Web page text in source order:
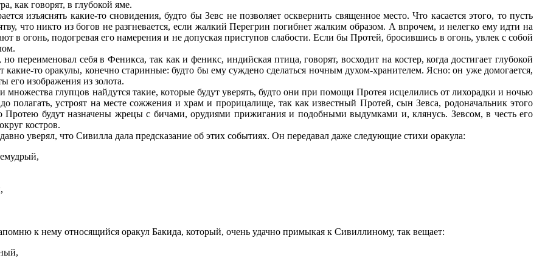
как говорят, в глубокой яме.
изъяснять какие-то сновидения, будто бы Зевс не позволяет осквернить священное место. Что касается этого, то пусть
что никто из богов не разгневается, если жалкий Перегрин погибнет жалким образом. А впрочем, и нелегко ему идти на
огонь, подогревая его намерения и не допуская приступов слабости. Если бы Протей, бросившись в огонь, увлек с собой
переименовал себя в Феникса, так как и феникс, индийская птица, говорят, восходит на костер, когда достигает глубокой
то оракулы, конечно старинные: будто бы ему суждено сделаться ночным духом-хранителем. Ясно: он уже домогается,
его изображения из золота.
глупцов найдутся такие, которые будут уверять, будто они при помощи Протея исцелились от лихорадки и ночью
полагать, устроят на месте сожжения и храм и прорицалище, так как известный Протей, сын Зевса, родоначальник этого
будут назначены жрецы с бичами, орудиями прижигания и подобными выдумками и, клянусь. Зевсом, в честь его
костров.
уверял, что Сивилла дала предсказание об этих событиях. Он передавал даже следующие стихи оракула:
к нему относящийся оракул Бакида, который, очень удачно примыкая к Сивиллиному, так вещает: